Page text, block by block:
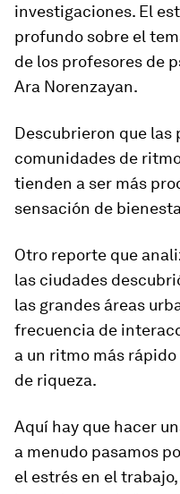
investigaciones. El
profundo sobre el
de los profesores de
Ara Norenzayan.
Descubrieron que las
comunidades de
tienden a ser más
sensación de
Otro reporte que
las ciudades
las grandes áreas
frecuencia de
a un ritmo más
de riqueza.
Aquí hay que hacer
a menudo pasamos
el estrés en el